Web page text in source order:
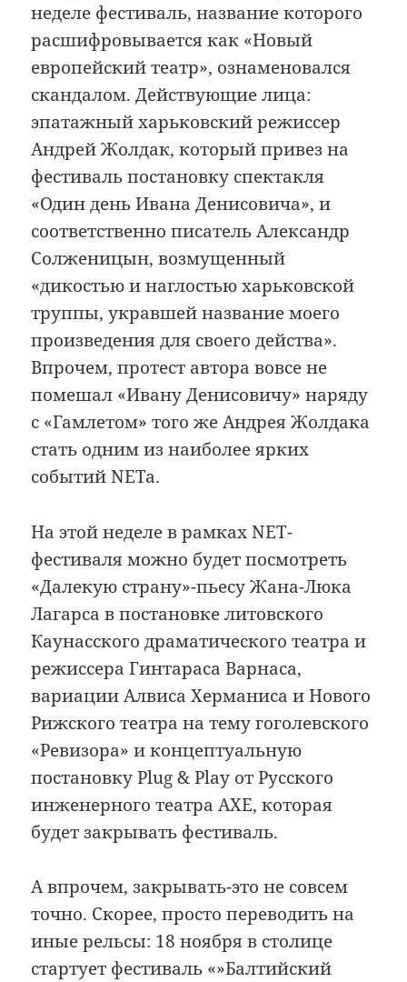
неделе фестиваль, название которого
расшифровывается как «Новый
европейский театр», ознаменовался
скандалом. Действующие лица:
эпатажный харьковский режиссер
Андрей Жолдак, который привез на
фестиваль постановку спектакля
«Один день Ивана Денисовича», и
соответственно писатель Александр
Солженицын, возмущенный
«дикостью и наглостью харьковской
труппы, укравшей название моего
произведения для своего действа».
Впрочем, протест автора вовсе не
помешал «Ивану Денисовичу» наряду
с «Гамлетом» того же Андрея Жолдака
стать одним из наиболее ярких
событий NETa.
На этой неделе в рамках NET-
фестиваля можно будет посмотреть
«Далекую страну»-пьесу Жана-Люка
Лагарса в постановке литовского
Каунасского драматического театра и
режиссера Гинтараса Варнаса,
вариации Алвиса Херманиса и Нового
Рижского театра на тему гоголевского
«Ревизора» и концептуальную
постановку Plug & Play от Русского
инженерного театра АХЕ, которая
будет закрывать фестиваль.
А впрочем, закрывать-это не совсем
точно. Скорее, просто переводить на
иные рельсы: 18 ноября в столице
стартует фестиваль «»Балтийский